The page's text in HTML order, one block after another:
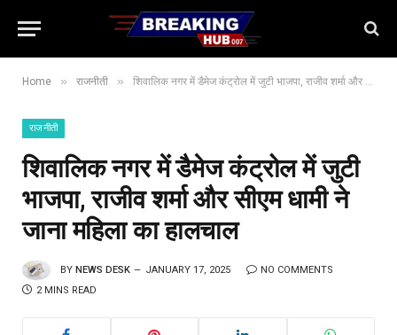
Home » राजनीती » शिवालिक नगर में डैमेज कंट्रोल में जुटी भाजपा, राजीव शर्मा और सीएम धामी ने जाना महिला का हालचाल
राजनीती
शिवालिक नगर में डैमेज कंट्रोल में जुटी
भाजपा, राजीव शर्मा और सीएम धामी ने
जाना महिला का हालचाल
BY NEWS DESK JANUARY 17, 2025
NO COMMENTS
2 MINS READ